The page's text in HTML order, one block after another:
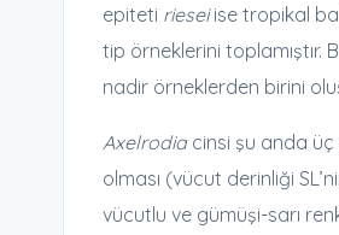
epiteti rieseiise tropikal
tip örneklerini toplamıştır.
nadir örneklerden birini
Axelrodiacinsi şu anda üç
olması (vücut derinliği
vücutlu ve gümüşi-sarı